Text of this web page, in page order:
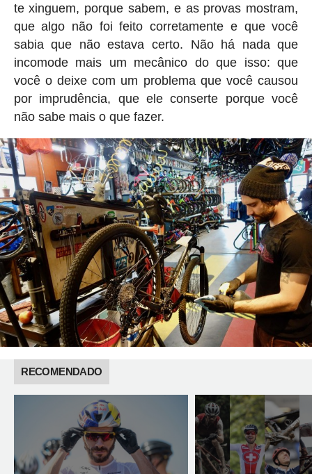
te xinguem, porque sabem, e as provas mostram,
que algo não foi feito corretamente e que você
sabia que não estava certo. Não há nada que
incomode mais um mecânico do que isso: que
você o deixe com um problema que você causou
por imprudência, que ele conserte porque você
não sabe mais o que fazer.
RECOMENDADO